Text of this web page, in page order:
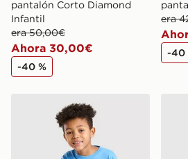
pantalón Corto Diamond
Infantil
era 50,00€
Ahora 30,00€
-40 %
era
-40
Nike Conjunto de camiseta y